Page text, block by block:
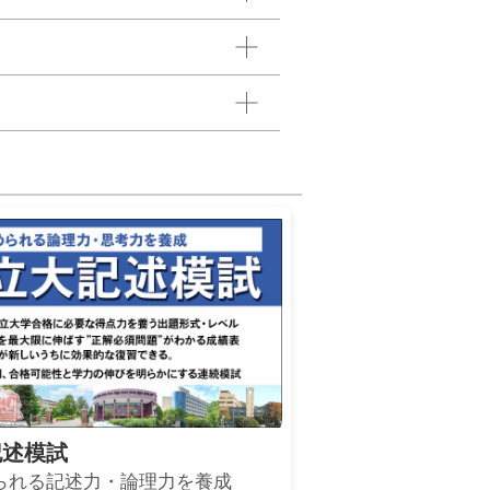
模試
る記述力・論理力を養成